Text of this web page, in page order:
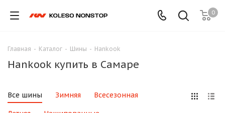
0
Главная - Каталог - Шины - Hankook
Hankook купить в Самаре
Все шины Зимняя Всесезонная